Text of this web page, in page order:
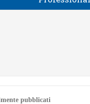
pubblicati